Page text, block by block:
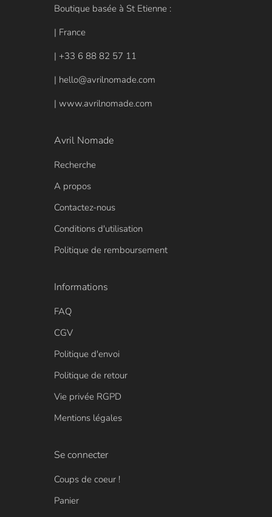
Boutique basée à St Etienne :
| France
| +33 6 88 82 57 11
| hello@avrilnomade.com
| www.avrilnomade.com
Avril Nomade
Recherche
A propos
Contactez-nous
Conditions d'utilisation
Politique de remboursement
Informations
FAQ
CGV
Politique d'envoi
Politique de retour
Vie privée RGPD
Mentions légales
Se connecter
Coups de coeur !
Panier